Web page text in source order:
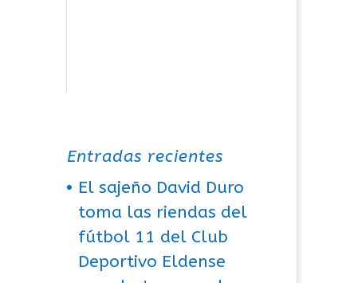
Entradas recientes
El sajeño David Duro
toma las riendas del
fútbol 11 del Club
Deportivo Eldense